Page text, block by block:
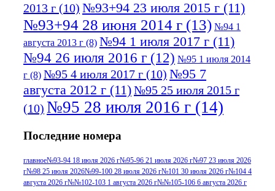
2013 г (10) №93+94 23 июля 2015 г (11)
№93+94 28 июня 2014 г (13) №94 1
августа 2013 г (8) №94 1 июля 2017 г (11)
№94 26 июля 2016 г (12) №95 1 июля 2014
г (8) №95 4 июля 2017 г (10) №95 7
августа 2012 г (11)№95 25 июля 2015 г
(10) №95 28 июля 2016 г (14)
июля 2017 г(11)№96 9 августа 2012
г(13) №96 28 июля 2015 г(9) №96+97 3
июля 2014 г(10)№96+97 30 июля
Последние номера
главное№93-94 18 июля 2026 г№95-96 21 июля 2026 г№97 23 июля 2026
г№98 25 июля 2026№99-100 28 июля 2026 г№101 30 июля 2026 г№104 4
августа 2026 г№№102-103 1 августа 2026 г№№105-106 6 августа 2026 г